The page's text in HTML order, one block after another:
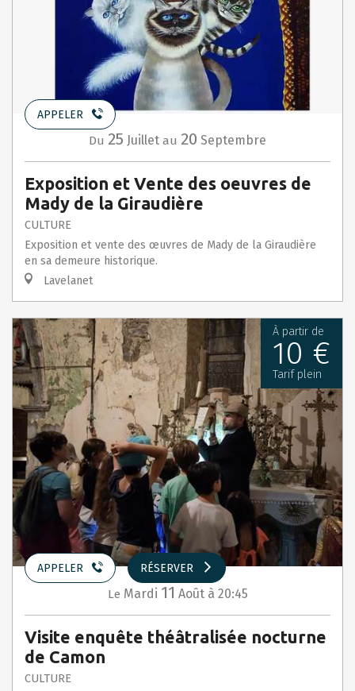
APPELER
Du 25 Juillet au 20 Septembre
Exposition et Vente des oeuvres de
Mady de la Giraudière
CULTURE
Exposition et vente des œuvres de Mady de la Giraudière
en sa demeure historique.
Lavelanet
À partir de
10 €
Tarif plein
APPELER RÉSERVER
Le Mardi 11 Août à 20:45
Visite enquête théâtralisée nocturne
de Camon
CULTURE